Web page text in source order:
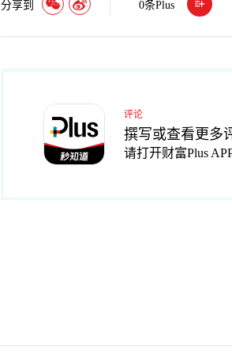
分享到 0条Plus
评论
撰写或查看更多
请打开财富Plus